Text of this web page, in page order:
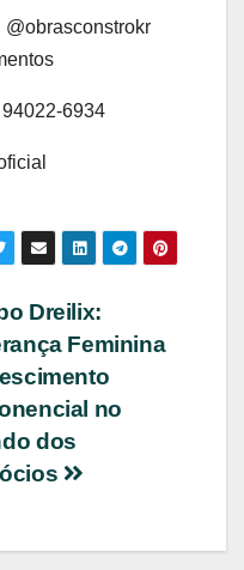
6934
Dreilix:
Feminina
no
dos